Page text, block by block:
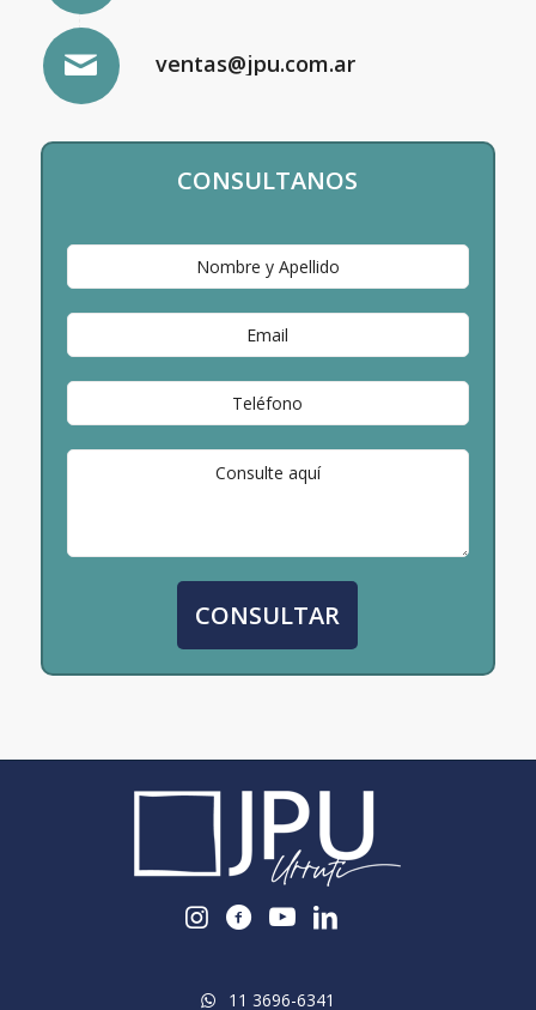
ventas@jpu.com.ar
CONSULTANOS
11 3696-6341